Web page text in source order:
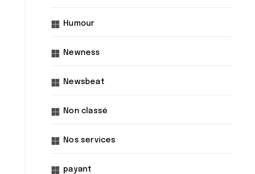
Humour
Newness
Newsbeat
Non classé
Nos services
payant